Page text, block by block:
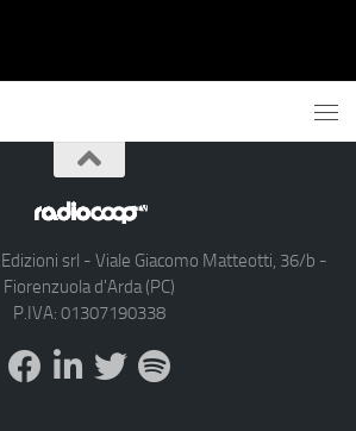
srl - Viale Giacomo Matteotti, 36/b -
Fiorenzuola d'Arda (PC)
P.IVA: 01307190338